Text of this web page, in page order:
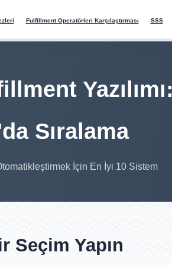
Fulfillment Operatörleri Karşılaştırması SSS
Yazılımı:
Sıralama
İçin En İyi 10 Sistem
Seçim Yapın